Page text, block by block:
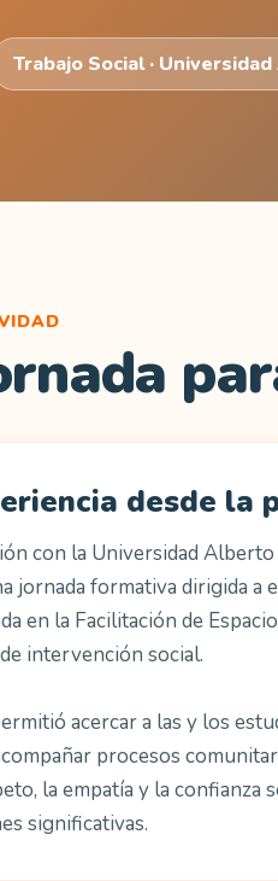
Trabajo Social ·
desde la
con la Universidad
jornada formativa dirigida a
en la Facilitación de
intervención social.
acercar a las y los
procesos
la empatía y la confianza
significativas.